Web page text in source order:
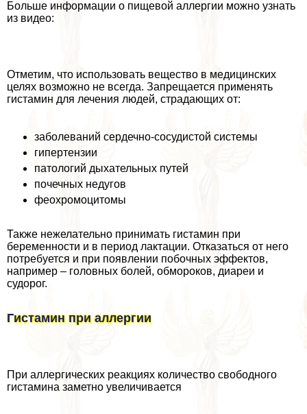
Больше информации о пищевой аллергии можно узнать
из видео:
Отметим, что использовать вещество в медицинских
целях возможно не всегда. Запрещается применять
гистамин для лечения людей, страдающих от:
заболеваний сердечно-сосудистой системы
гипертензии
патологий дыхательных путей
почечных недугов
феохромоцитомы
Также нежелательно принимать гистамин при
беременности и в период лактации. Отказаться от него
потребуется и при появлении побочных эффектов,
например – головных болей, обмороков, диареи и
судорог.
Гистамин при аллергии
При аллергических реакциях количество свободного
гистамина заметно увеличивается